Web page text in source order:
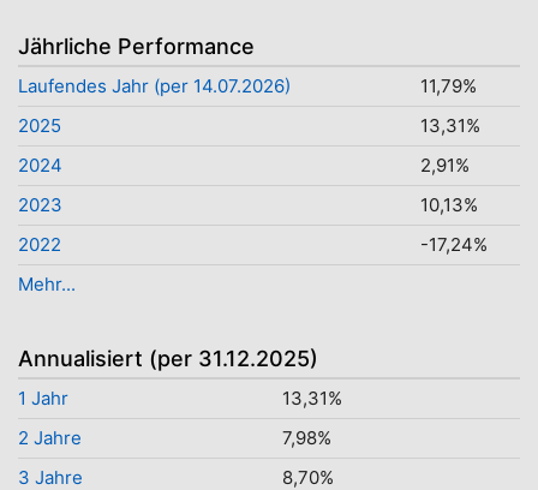
Jährliche Performance
Laufendes Jahr (per 14.07.2026)
11,79%
2025
13,31%
2024
2,91%
2023
10,13%
2022
-17,24%
Mehr...
Annualisiert (per 31.12.2025)
1 Jahr
13,31%
2 Jahre
7,98%
3 Jahre
8,70%